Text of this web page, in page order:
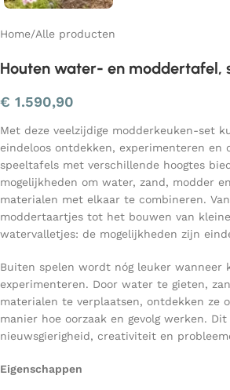
Home/Alle producten
Houten water- en moddertafel,
€ 1.590,90
Met deze veelzijdige modderkeuken-set
eindeloos ontdekken, experimenteren en
speeltafels met verschillende hoogtes
mogelijkheden om water, zand, modder
materialen met elkaar te combineren.
moddertaartjes tot het bouwen van
watervalletjes: de mogelijkheden zijn
Buiten spelen wordt nóg leuker wanneer
experimenteren. Door water te gieten,
materialen te verplaatsen, ontdekken ze
manier hoe oorzaak en gevolg werken.
nieuwsgierigheid, creativiteit en
Eigenschappen